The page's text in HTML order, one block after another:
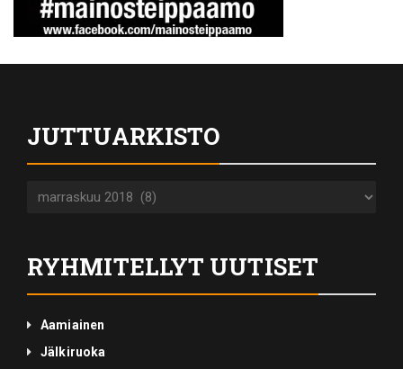
JUTTUARKISTO
Juttuarkisto
RYHMITELLYT UUTISET
Aamiainen
Jälkiruoka